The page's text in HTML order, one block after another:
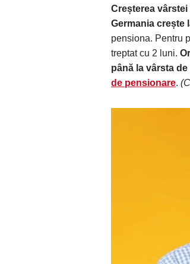
Creșterea
Germania crește
pensiona. Pentru
treptat cu 2 luni.
până la vârsta de
de pensionare.